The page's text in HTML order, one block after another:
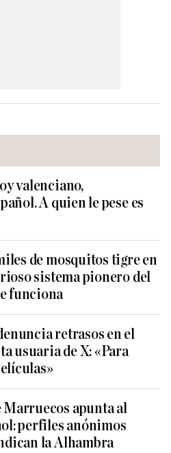
valenciano,
A quien le pese es
de mosquitos tigre en
sistema pionero del
funciona
retrasos en el
usuaria de X: «Para
Marruecos apunta al
perfiles anónimos
la Alhambra